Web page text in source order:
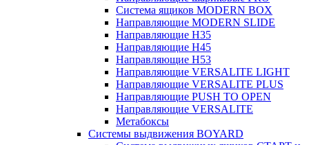
Система ящиков MODERN BOX
Направляющие MODERN SLIDE
Направляющие H35
Направляющие H45
Направляющие H53
Направляющие VERSALITE LIGHT
Направляющие VERSALITE PLUS
Направляющие PUSH TO OPEN
Направляющие VERSALITE
Метабоксы
Системы выдвижения BOYARD